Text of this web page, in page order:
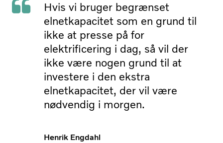
Hvis vi bruger begrænset
elnetkapacitet som en grund til
ikke at presse på for
elektrificering i dag, så vil der
ikke være nogen grund til at
investere i den ekstra
elnetkapacitet, der vil være
nødvendig i morgen.
Henrik Engdahl